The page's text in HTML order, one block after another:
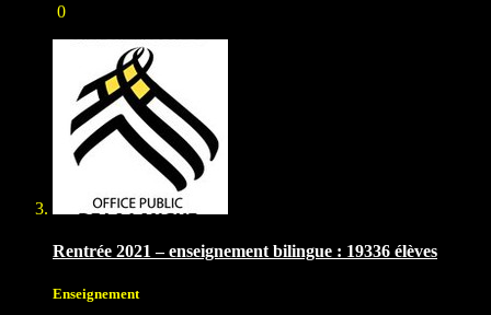
0
Rentrée 2021 – enseignement bilingue : 19336 élèves
Enseignement